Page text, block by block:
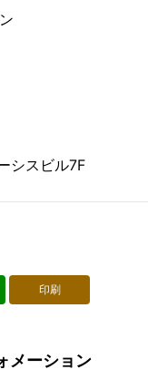
シスビル7F
印刷
メーション